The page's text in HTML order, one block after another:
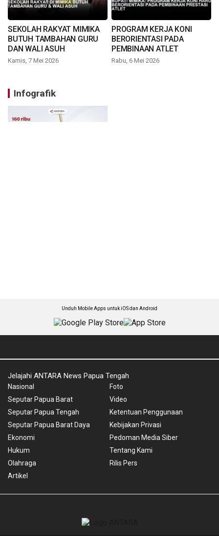
SEKOLAH RAKYAT MIMIKA
BUTUH TAMBAHAN GURU
DAN WALI ASUH
Kamis, 7 Mei 2026
PROGRAM KERJA KONI
BERORIENTASI PADA
PEMBINAAN ATLET
Rabu, 6 Mei 2026
Infografik
Unduh Mobile Apps untuk iOS dan Android
Jelajahi ANTARA News Papua Tengah
Nasional
Seputar Papua Barat
Seputar Papua Tengah
Seputar Papua Barat Daya
Ekonomi
Hukum
Olahraga
Artikel
Foto
Video
Ketentuan Penggunaan
Kebijakan Privasi
Pedoman Media Siber
Tentang Kami
Rilis Pers